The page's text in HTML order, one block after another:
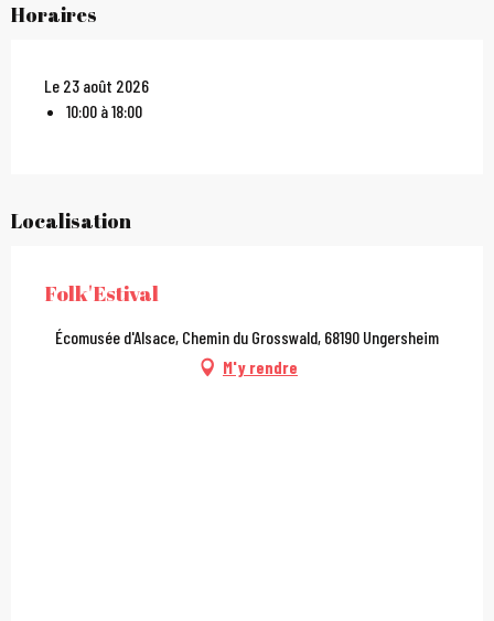
Horaires
Le 23 août 2026
10:00 à 18:00
Localisation
Folk'Estival
Écomusée d'Alsace, Chemin du Grosswald, 68190 Ungersheim
M'y rendre